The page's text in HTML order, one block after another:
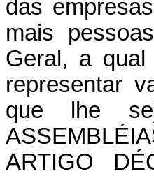
das
mais
Geral, a qual
representar
que lhe
ARTIGO